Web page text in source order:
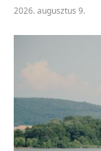
2026. augusztus 9.